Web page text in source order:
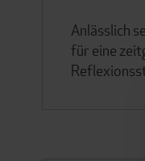
Anlässlich
für eine